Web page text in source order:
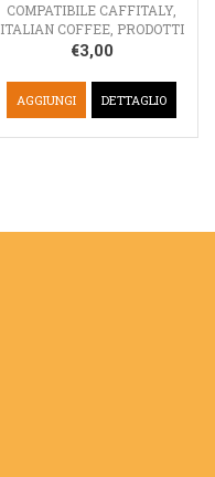
COMPATIBILE CAFFITALY,
ITALIAN COFFEE, PRODOTTI
€3,00
AGGIUNGI DETTAGLIO